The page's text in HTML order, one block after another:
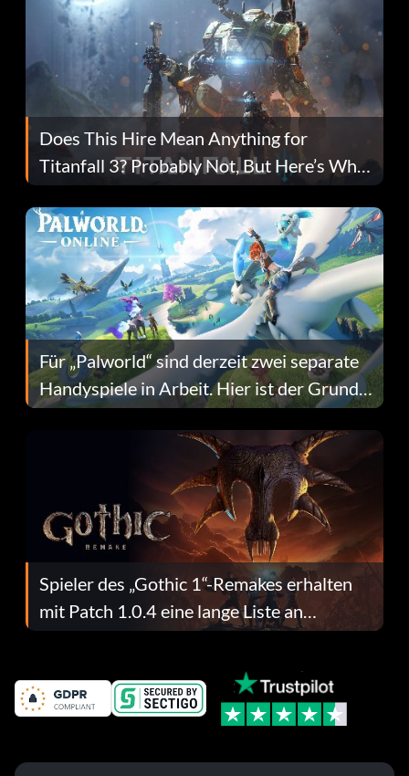
Does This Hire Mean Anything for
Titanfall 3? Probably Not, But Here’s Why
Fans Are Hopeful
Für „Palworld“ sind derzeit zwei separate
Handyspiele in Arbeit. Hier ist der Grund
dafür.
Spieler des „Gothic 1“-Remakes erhalten
mit Patch 1.0.4 eine lange Liste an
Fehlerbehebungen